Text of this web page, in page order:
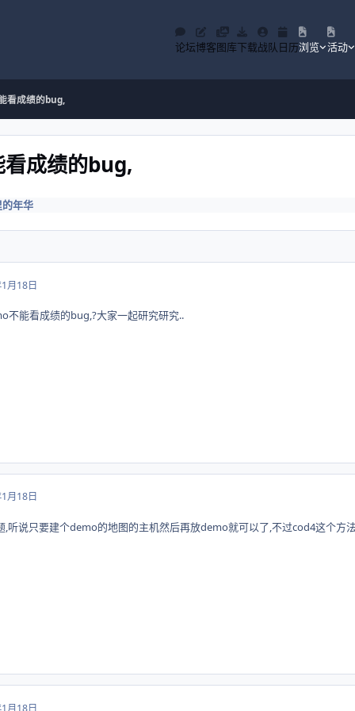
论坛博客图库下载战队 日历浏览 活动
看成绩的bug,
成绩的bug,
年华
月18日
不能看成绩的bug,?大家一起研究研究..
月18日
听说只要建个demo的地图的主机然后再放demo就可以了,不过cod4这个方
月18日